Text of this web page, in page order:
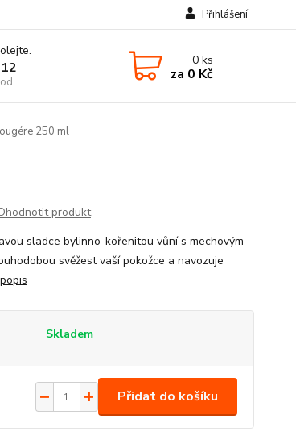
Přihlášení
0ks
za 0 Kč
250 ml
produkt
sladce bylinno-kořenitou vůní s mechovým
svěžest vaší pokožce a navozuje
Skladem
Přidat do košíku